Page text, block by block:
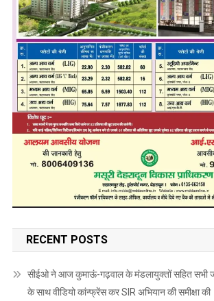
RECENT POSTS
सीईओ ने आज कुमाऊं-गढ़वाल के मंडलायुक्तों सहित सभी
के साथ वीडियो कांन्फ्रेंस कर SIR अभियान की समीक्षा की